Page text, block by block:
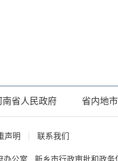
南省人民政府 省内地
声明 联系我们
办公室 新乡市行政审批和政务